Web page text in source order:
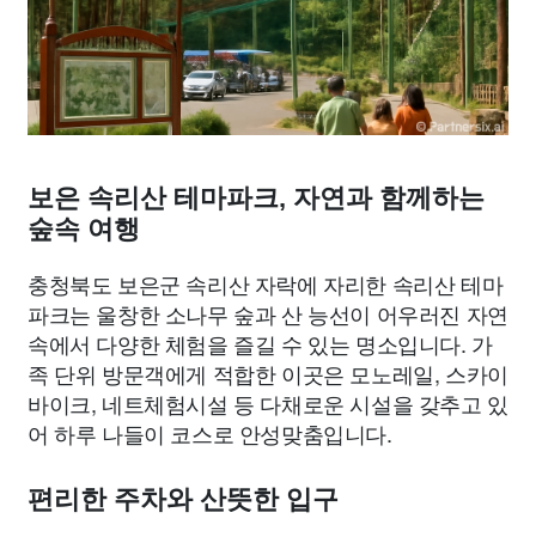
보은 속리산 테마파크, 자연과 함께하는
숲속 여행
충청북도 보은군 속리산 자락에 자리한 속리산 테마
파크는 울창한 소나무 숲과 산 능선이 어우러진 자연
속에서 다양한 체험을 즐길 수 있는 명소입니다. 가
족 단위 방문객에게 적합한 이곳은 모노레일, 스카이
바이크, 네트체험시설 등 다채로운 시설을 갖추고 있
어 하루 나들이 코스로 안성맞춤입니다.
편리한 주차와 산뜻한 입구